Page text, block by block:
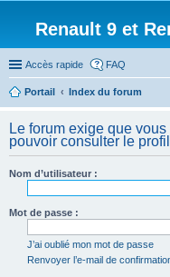
Renault 9 et
Accès rapide FAQ
Portail
Index du forum
Le forum exige que
pouvoir consulter le
Nom d’utilisateur :
Mot de passe :
J’ai oublié mon mot de passe
Renvoyer l’e-mail de